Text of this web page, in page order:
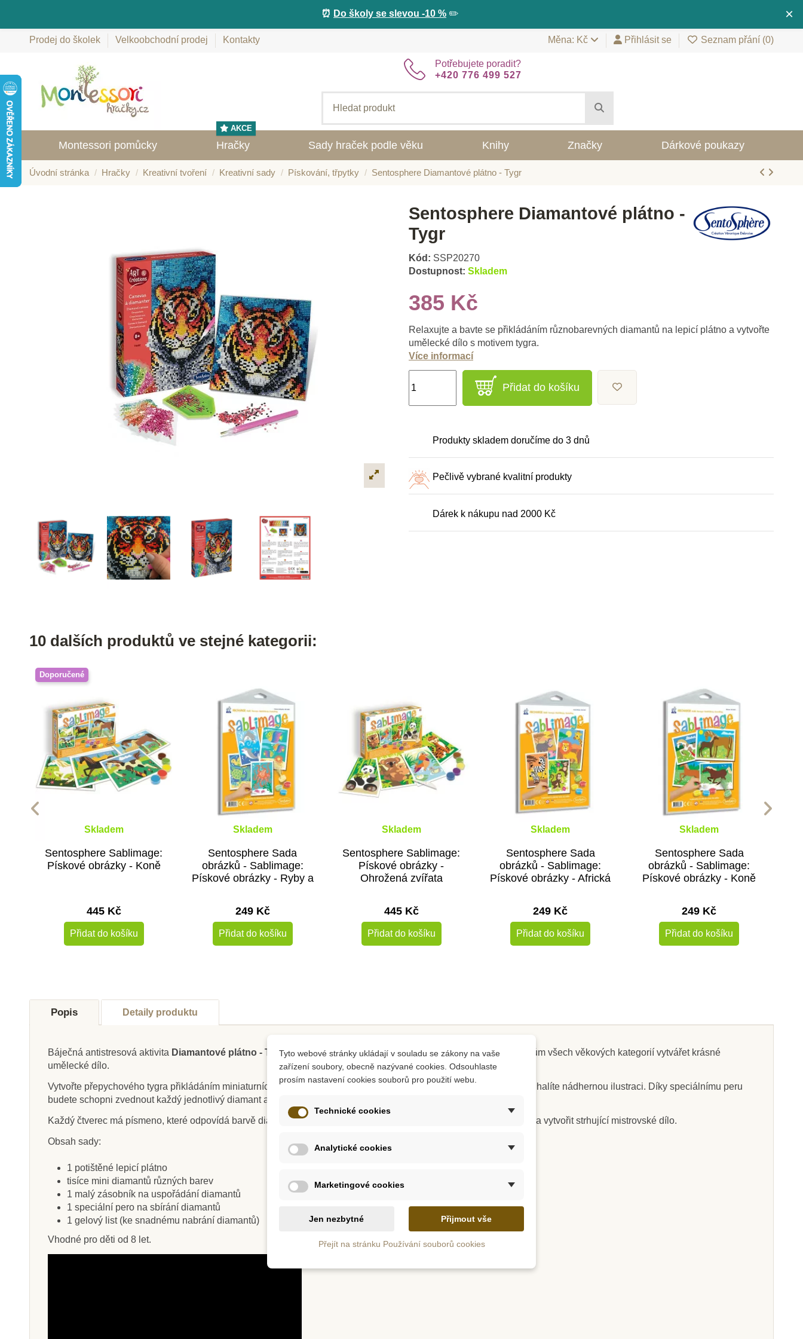
×
⏰ Do školy se slevou -10 % ✏️
Prodej do školek Velkoobchodní prodej Kontakty Měna: Kč Přihlásit se Seznam přání (0)
Potřebujete poradit?
+420 776 499 527
Montessori pomůcky Hračky
AKCE
Sady hraček podle věku Knihy Značky Dárkové poukazy
Úvodní stránka Hračky Kreativní tvoření Kreativní sady Pískování, třpytky Sentosphere Diamantové plátno - Tygr
Sentosphere Diamantové plátno -
Tygr
Kód: SSP20270
Dostupnost: Skladem
385 Kč
Relaxujte a bavte se přikládáním různobarevných diamantů na lepicí plátno a vytvořte
umělecké dílo s motivem tygra.
Více informací
Přidat do košíku
Produkty skladem doručíme do 3 dnů
Pečlivě vybrané kvalitní produkty
Dárek k nákupu nad 2000 Kč
10 dalších produktů ve stejné kategorii:
Doporučené
Skladem
Sentosphere Sablimage:
Pískové obrázky - Koně
445 Kč
Přidat do košíku
Skladem
Sentosphere Sada
obrázků - Sablimage:
Pískové obrázky - Ryby a
249 Kč
Přidat do košíku
Skladem
Sentosphere Sablimage:
Pískové obrázky -
Ohrožená zvířata
445 Kč
Přidat do košíku
Skladem
Sentosphere Sada
obrázků - Sablimage:
Pískové obrázky - Africká
249 Kč
Přidat do košíku
Skladem
Sentosphere Sada
obrázků - Sablimage:
Pískové obrázky - Koně
249 Kč
Přidat do košíku
Do školy
mini - Jednorožci
260 Kč289 Kč
Přidat do košíku
Sentosphere Sablimage -
Sentosphere Diamantové
385 Kč
Přidat do košíku
Sentosphere Sablimage -
Přidat do košíku
Popis Detaily produktu
Báječná antistresová aktivita Diamantové plátno - Tygr, z dílny francouzské značkySentosphereumožňuje umělcům všech věkových kategorií vytvářet krásné
umělecké dílo.
Vytvořte přepychového tygra přikládáním miniaturních diamantů na lepicí plochu. S každým přidaným diamantem odhalíte nádhernou ilustraci. Díky speciálnímu peru
budete schopni zvednout každý jednotlivý diamant a přenést jej na lepicí plochu.
Každý čtverec má písmeno, které odpovídá barvě diamantu - je proto velmi snadné postupovat podle pokynů plátna a vytvořit strhující mistrovské dílo.
Obsah sady:
1 potištěné lepicí plátno
tisíce mini diamantů různých barev
1 malý zásobník na uspořádání diamantů
1 speciální pero na sbírání diamantů
1 gelový list (ke snadnému nabrání diamantů)
Vhodné pro děti od 8 let.
Tyto webové stránky ukládají v souladu se zákony na vaše
zařízení soubory, obecně nazývané cookies. Odsouhlaste
prosím nastavení cookies souborů pro použití webu.
Technické cookies
Analytické cookies
Marketingové cookies
Jen nezbytné Přijmout vše
Přejít na stránku Používání souborů cookies